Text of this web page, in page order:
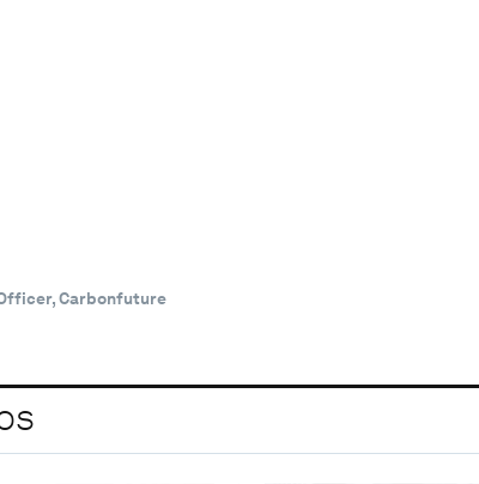
Carbonfuture